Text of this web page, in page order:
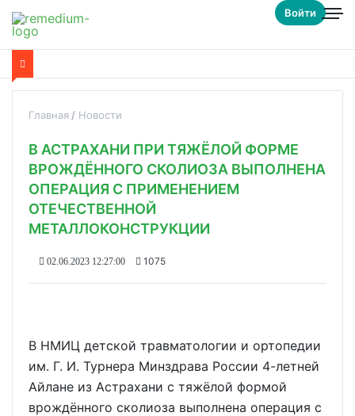
Войти
Главная Новости
В АСТРАХАНИ ПРИ ТЯЖЁЛОЙ ФОРМЕ
ВРОЖДЁННОГО СКОЛИОЗА ВЫПОЛНЕНА
ОПЕРАЦИЯ С ПРИМЕНЕНИЕМ
ОТЕЧЕСТВЕННОЙ
МЕТАЛЛОКОНСТРУКЦИИ
02.06.2023 12:27:00 1075
В НМИЦ детской травматологии и ортопедии
им. Г. И. Турнера Минздрава России 4-летней
Айлане из Астрахани с тяжёлой формой
врождённого сколиоза выполнена операция с